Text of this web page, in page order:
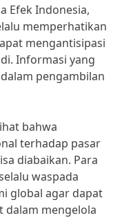
Efek Indonesia,
memperhatikan
mengantisipasi
Informasi yang
pengambilan
bahwa
terhadap pasar
diabaikan. Para
waspada
global agar dapat
dalam mengelola